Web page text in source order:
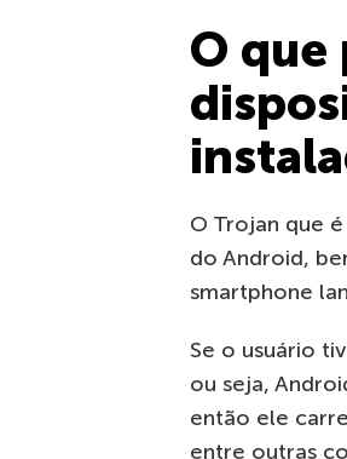
O que
O Trojan que
do Android,
smartphone
Se o usuário
ou seja,
então ele
entre outras